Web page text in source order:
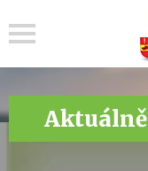
Aktuálně